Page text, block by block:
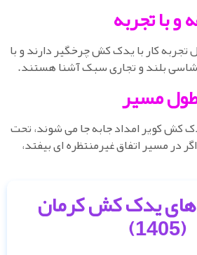
با تجربه
حداقل ۱۰ سال تجربه کار با یدک کش چرخگیر دارند و با
بلند و تجاری سبک آشنا هستند.
مسیر
کویر امداد جابه جا می شوند، تحت
مسیر اتفاق غیرمنتظره ای بیفتد،
یدک کش کرمان